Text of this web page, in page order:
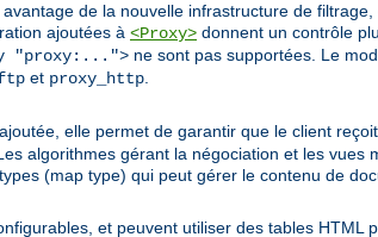
de la nouvelle infrastructure de
ajoutées à <Proxy> donnent un contrôle
"proxy:..."> ne sont pas supportées. Le
et proxy_http
elle permet de garantir que le client
algorithmes gérant la négociation et les
(map type) qui peut gérer le contenu de
et peuvent utiliser des tables HTML